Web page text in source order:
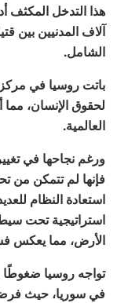
هذا التدخل المكثف
آلاف المدنيين بين
الشامل.
باتت روسيا في مركز
لحقوق الإنسان،
العالمية.
ورغم نجاحها في
فإنها لم تتمكن من
استعادة النظام
استراتيجية تحت
الأرض، مما يعكس
تواجه روسيا ضغوطًا
في سوريا، حيث